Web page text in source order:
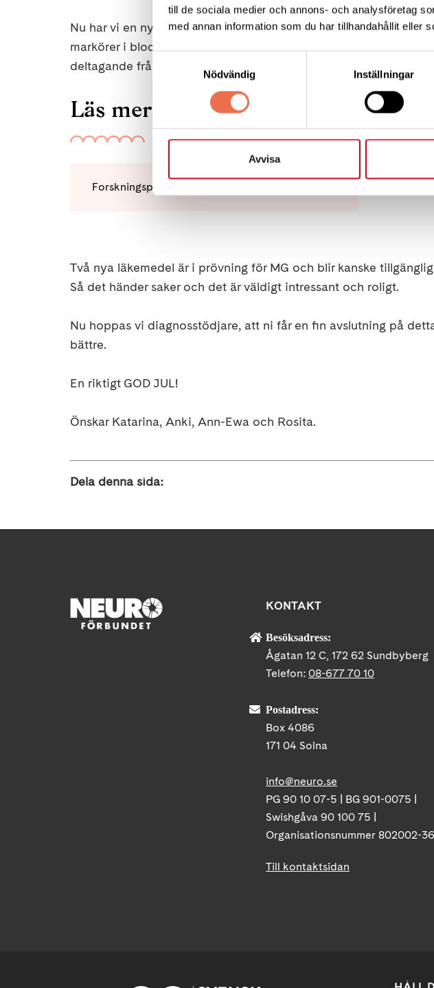
till de sociala medier och annons- och analysföretag
med annan information som du har tillhandahållit eller
Nödvändig
Inställningar
Avvisa
Nu har vi en ny studie på gång med professor Anna Rostedt-
markörer i blodet som kan förutsäga sjukdomsförloppet vid MG.
deltagande från oss med MG i sin studie, så vi uppmanar alla att
Läs mer om studien här
Två nya läkemedel är i prövning för MG och blir kanske
Så det händer saker och det är väldigt intressant och roligt.
Nu hoppas vi diagnosstödjare, att ni får en fin avslutning på
bättre.
En riktigt GOD JUL!
Önskar Katarina, Anki, Ann-Ewa och Rosita.
Dela denna sida:
KONTAKT
Besöksadress:
Ågatan 12 C, 172 62 Sundbyberg
Telefon: 08-677 70 10
Postadress:
Box 4086
171 04 Solna
info@neuro.se
PG 90 10 07-5 | BG 901-0075 |
Swishgåva 90 100 75 |
Organisationsnummer 802002-
Till kontaktsidan